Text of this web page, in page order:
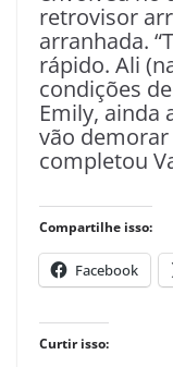
retrovisor
arranhada.
rápido. Ali
condições
Emily, ainda
vão demorar
completou
Compartilhe isso:
Facebook
Curtir isso: